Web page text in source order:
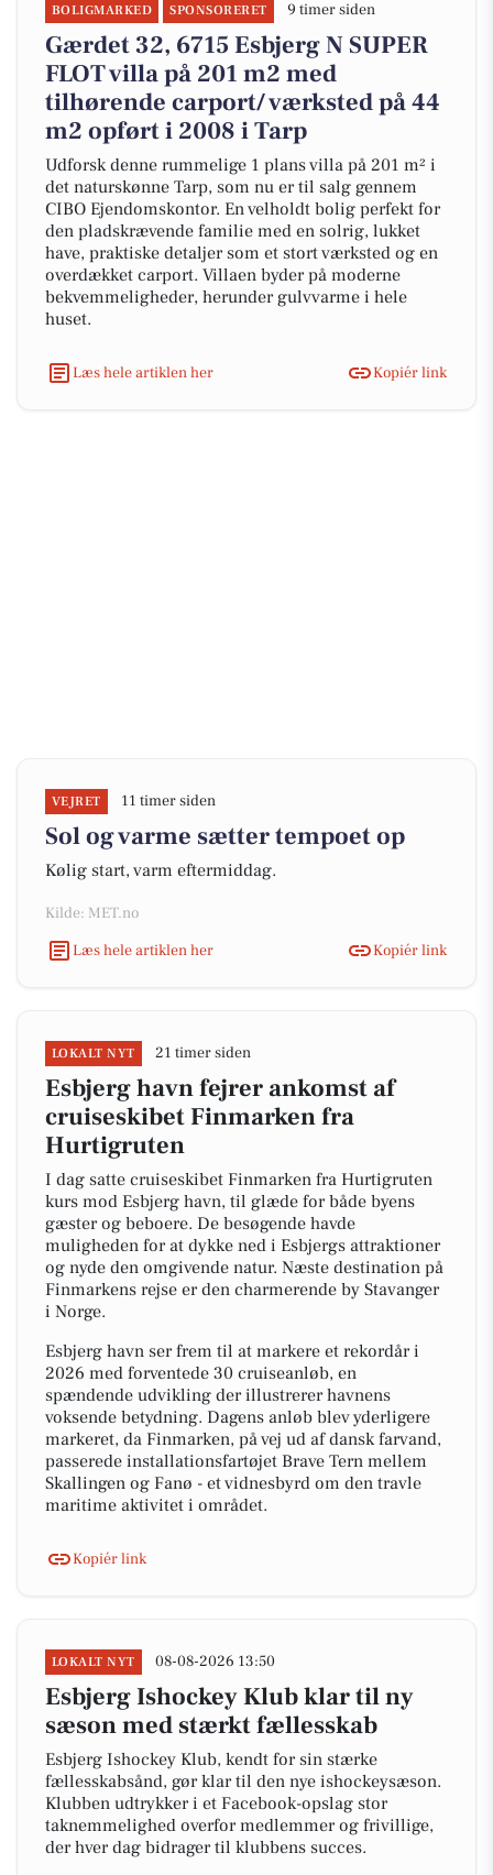
BOLIGMARKED SPONSORERET 9 timer siden
Gærdet 32, 6715 Esbjerg N SUPER
FLOT villa på 201 m2 med
tilhørende carport/ værksted på 44
m2 opført i 2008 i Tarp
Udforsk denne rummelige 1 plans villa på 201 m² i
det naturskønne Tarp, som nu er til salg gennem
CIBO Ejendomskontor. En velholdt bolig perfekt for
den pladskrævende familie med en solrig, lukket
have, praktiske detaljer som et stort værksted og en
overdækket carport. Villaen byder på moderne
bekvemmeligheder, herunder gulvvarme i hele
huset.
Læs hele artiklen her Kopiér link
VEJRET 11 timer siden
Sol og varme sætter tempoet op
Kølig start, varm eftermiddag.
Kilde: MET.no
Læs hele artiklen her
Kopiér link
LOKALT NYT 21 timer siden
Esbjerg havn fejrer ankomst af
cruiseskibet Finmarken fra
Hurtigruten
I dag satte cruiseskibet Finmarken fra Hurtigruten
kurs mod Esbjerg havn, til glæde for både byens
gæster og beboere. De besøgende havde
muligheden for at dykke ned i Esbjergs attraktioner
og nyde den omgivende natur. Næste destination på
Finmarkens rejse er den charmerende by Stavanger
i Norge.
Esbjerg havn ser frem til at markere et rekordår i
2026 med forventede 30 cruiseanløb, en
spændende udvikling der illustrerer havnens
voksende betydning. Dagens anløb blev yderligere
markeret, da Finmarken, på vej ud af dansk farvand,
passerede installationsfartøjet Brave Tern mellem
Skallingen og Fanø - et vidnesbyrd om den travle
maritime aktivitet i området.
Kopiér link
LOKALT NYT 08-08-2026 13:50
Esbjerg Ishockey Klub klar til ny
sæson med stærkt fællesskab
Esbjerg Ishockey Klub, kendt for sin stærke
fællesskabsånd, gør klar til den nye ishockeysæson.
Klubben udtrykker i et Facebook-opslag stor
taknemmelighed overfor medlemmer og frivillige,
der hver dag bidrager til klubbens succes.